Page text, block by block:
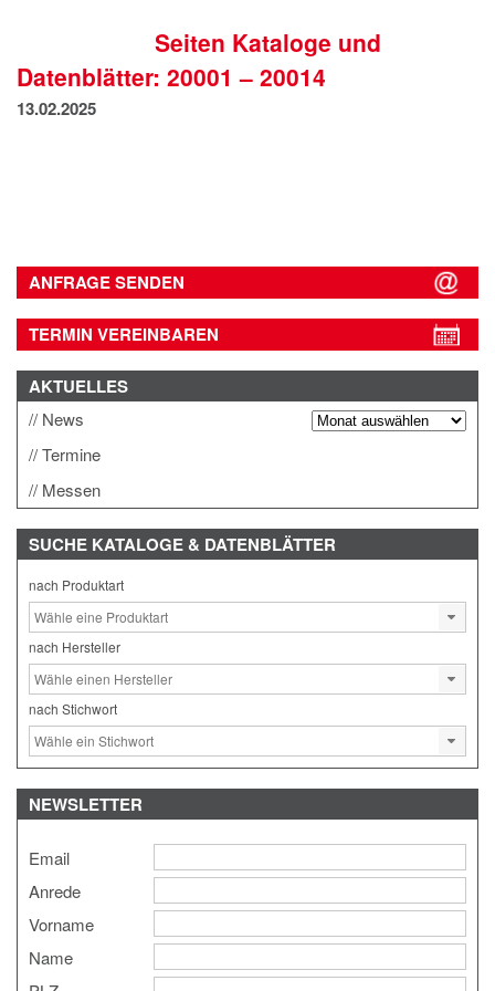
DATENSCHUTZSeiten Kataloge und
Datenblätter: 20001 – 20014
13.02.2025
ANFRAGE SENDEN
TERMIN VEREINBAREN
AKTUELLES
News
Termine
Messen
SUCHE KATALOGE & DATENBLÄTTER
nach Produktart
nach Hersteller
nach Stichwort
NEWSLETTER
Email
Anrede
Vorname
Name